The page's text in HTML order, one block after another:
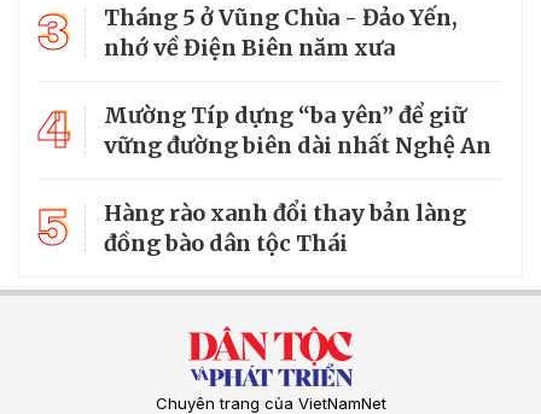
3
Tháng 5 ở Vũng Chùa - Đảo Yến,
nhớ về Điện Biên năm xưa
4
Mường Típ dựng “ba yên” để giữ
vững đường biên dài nhất Nghệ An
5
Hàng rào xanh đổi thay bản làng
đồng bào dân tộc Thái
Chuyên trang của VietNamNet